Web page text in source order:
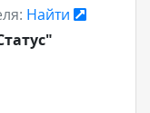
Найти